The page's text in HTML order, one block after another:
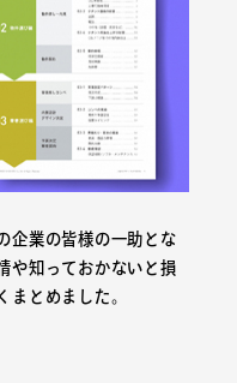
企業の皆様の一助とな
や知っておかないと損
まとめました。